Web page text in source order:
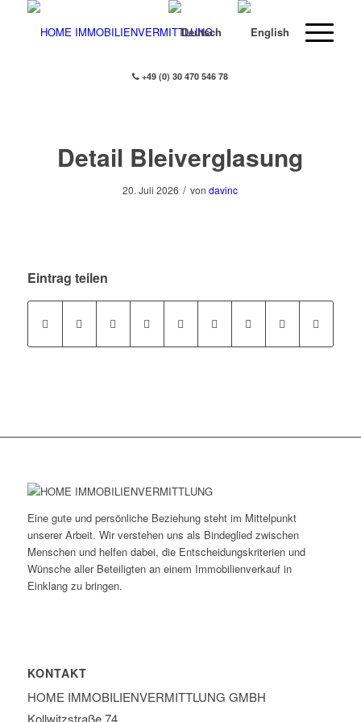
+49 (0) 30 470 546 78
Detail Bleiverglasung
20. Juli 2026 / vondavinc
Eintrag teilen
Eine gute und persönliche Beziehung steht im Mittelpunkt
unserer Arbeit. Wir verstehen uns als Bindeglied zwischen
Menschen und helfen dabei, die Entscheidungskriterien und
Wünsche aller Beteiligten an einem Immobilienverkauf in
Einklang zu bringen.
KONTAKT
HOME IMMOBILIEN­VERMITTLUNG GMBH
Kollwitzstraße 74